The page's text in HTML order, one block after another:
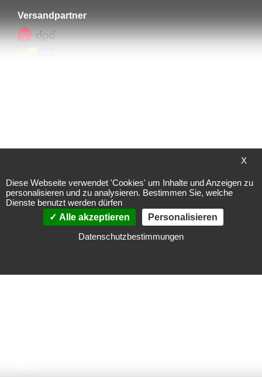
Versandpartner
Kontakt
Fan werden
Instagram
Linkedin
X
Diese Webseite verwendet 'Cookies' um Inhalte und Anzeigen zu
personalisieren und zu analysieren. Bestimmen Sie, welche
Dienste benutzt werden dürfen
Alle akzeptieren
Personalisieren
Datenschutzbestimmungen